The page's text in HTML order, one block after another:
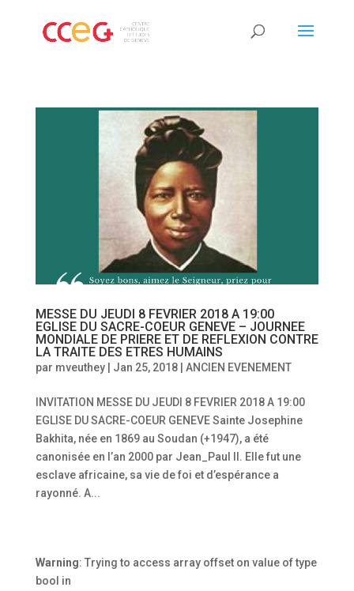
MESSE DU JEUDI 8 FEVRIER 2018 A 19:00
EGLISE DU SACRE-COEUR GENEVE – JOURNEE
MONDIALE DE PRIERE ET DE REFLEXION CONTRE
LA TRAITE DES ETRES HUMAINS
par mveuthey| Jan 25, 2018| ANCIEN EVENEMENT
INVITATION MESSE DU JEUDI 8 FEVRIER 2018 A 19:00
EGLISE DU SACRE-COEUR GENEVE Sainte Josephine
Bakhita, née en 1869 au Soudan (+1947), a été
canonisée en l’an 2000 par Jean_Paul II. Elle fut une
esclave africaine, sa vie de foi et d’espérance a
rayonné. A...
Warning: Trying to access array offset on value of type
bool in